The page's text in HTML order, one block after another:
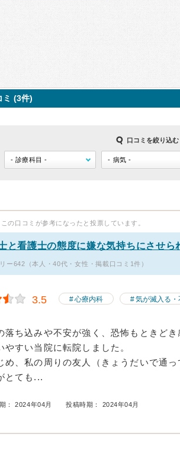
ミ (3件)
口コミを絞り込む
この口コミが参考になったと投票しています。
と看護士の態度に嫌な気持ちにさせら
ー642（本人・40代・女性・掲載口コミ1件）
3.5 心療内科 気が滅入る・
落ち込みや不安が強く、恐怖もときど
やすい当院に転院しました。
め、私の周りの友人（きょうだいで通
とても...
： 2024年04月 投稿時期： 2024年04月